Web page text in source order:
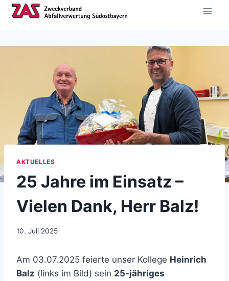
AKTUELLES
25 Jahre im Einsatz –
Vielen Dank, Herr Balz!
10. Juli 2025
Am 03.07.2025 feierte unser Kollege Heinrich
Balz (links im Bild) sein 25-jähriges